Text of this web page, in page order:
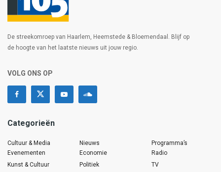
De streekomroep van Haarlem, Heemstede & Bloemendaal. Blijf op
de hoogte van het laatste nieuws uit jouw regio.
VOLG ONS OP
Categorieën
Cultuur & Media
Evenementen
Kunst & Cultuur
Nieuws
Economie
Politiek
Programma’s
Radio
TV